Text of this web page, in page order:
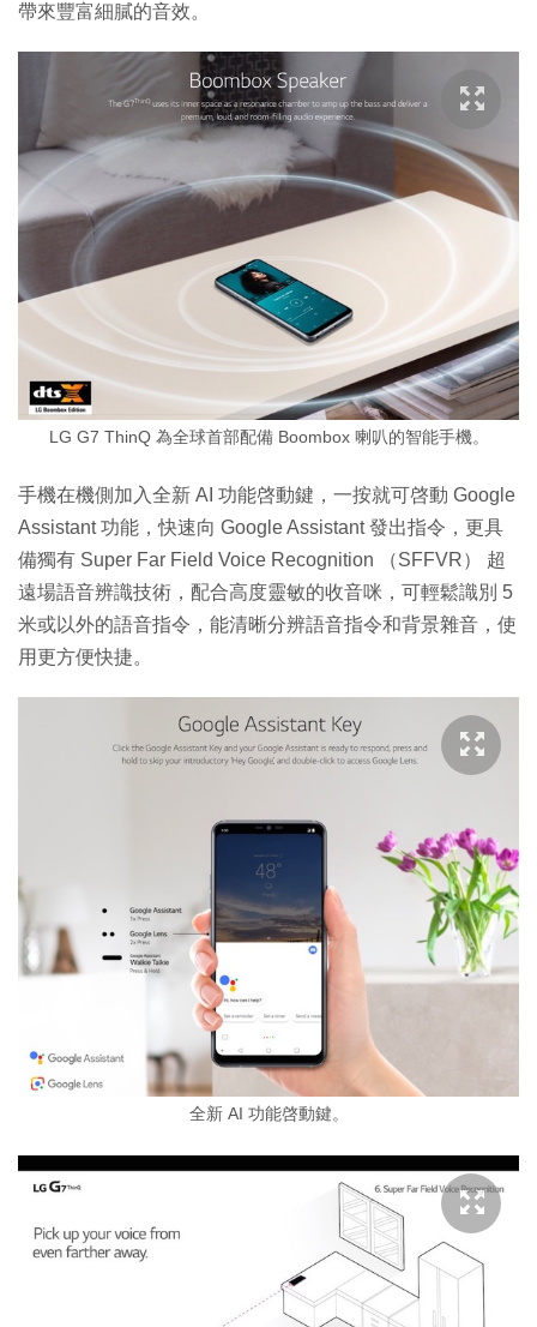
帶來豐富細膩的音效。
LG G7 ThinQ 為全球首部配備 Boombox 喇叭的智能手機。
手機在機側加入全新 AI 功能啓動鍵，一按就可啓動 Google
Assistant 功能，快速向 Google Assistant 發出指令，更具
備獨有 Super Far Field Voice Recognition （SFFVR） 超
遠場語音辨識技術，配合高度靈敏的收音咪，可輕鬆識別 5
米或以外的語音指令，能清晰分辨語音指令和背景雜音，使
用更方便快捷。
全新 AI 功能啓動鍵。